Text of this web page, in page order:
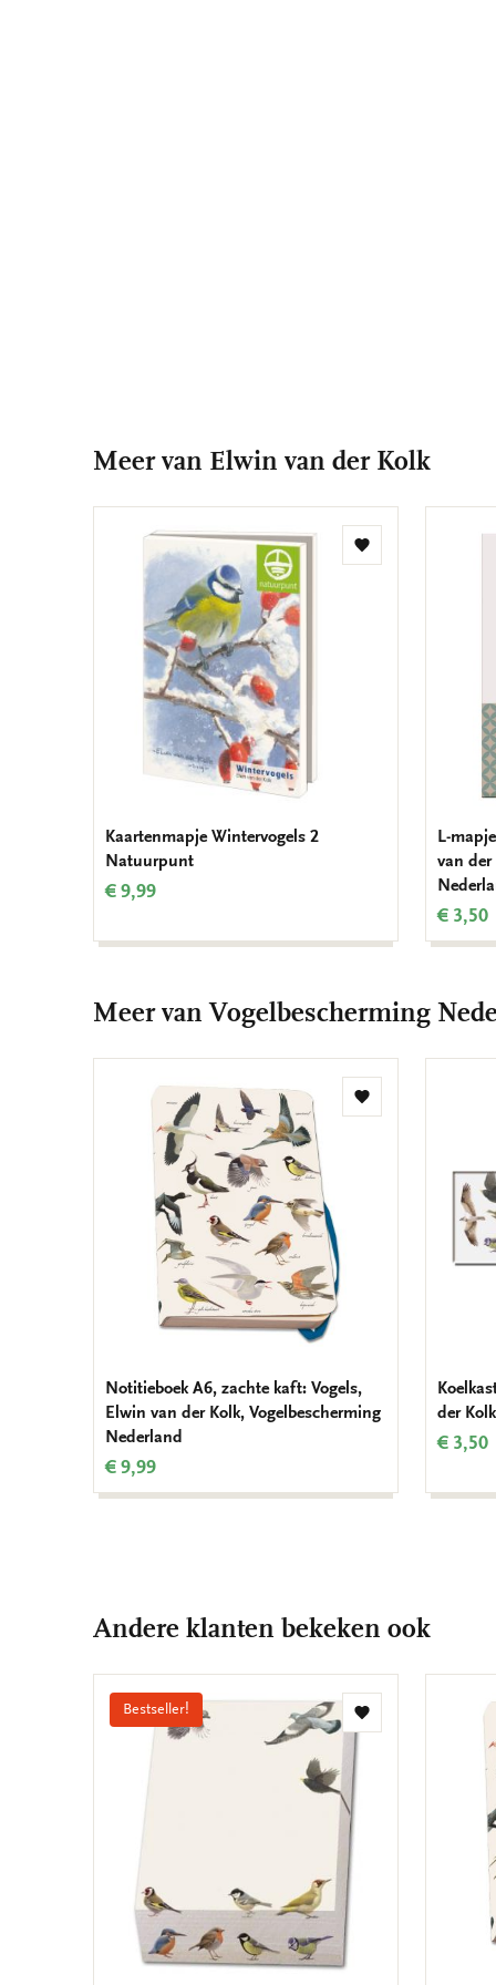
Meer van Elwin van der Kolk
Toevoegen
Kaartenmapje Wintervogels 2
Natuurpunt
€ 9,99
L-
van der
€ 3,50
Meer van Vogelbescherming
Toevoegen
Notitieboek A6, zachte kaft: Vogels,
Elwin van der Kolk, Vogelbescherming
Nederland
€ 9,99
der
€ 3,50
Andere klanten bekeken ook
Bestseller!
Toevoegen